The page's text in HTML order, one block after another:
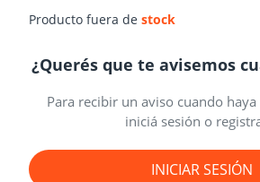
Producto fuera de stock
¿Querés que te avisemos
Para recibir un aviso cuando
iniciá sesión o
INICIAR SESIÓN